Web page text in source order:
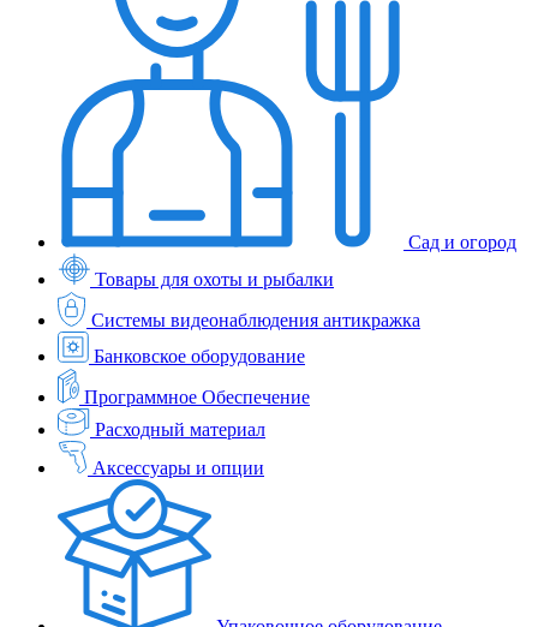
Сад и огород
Товары для охоты и рыбалки
Системы видеонаблюдения антикражка
Банковское оборудование
Программное Обеспечение
Расходный материал
Аксессуары и опции